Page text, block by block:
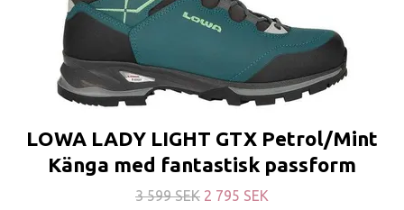
LOWA LADY LIGHT GTX Petrol/Mint
Känga med fantastisk passform
3 599 SEK 2 795 SEK